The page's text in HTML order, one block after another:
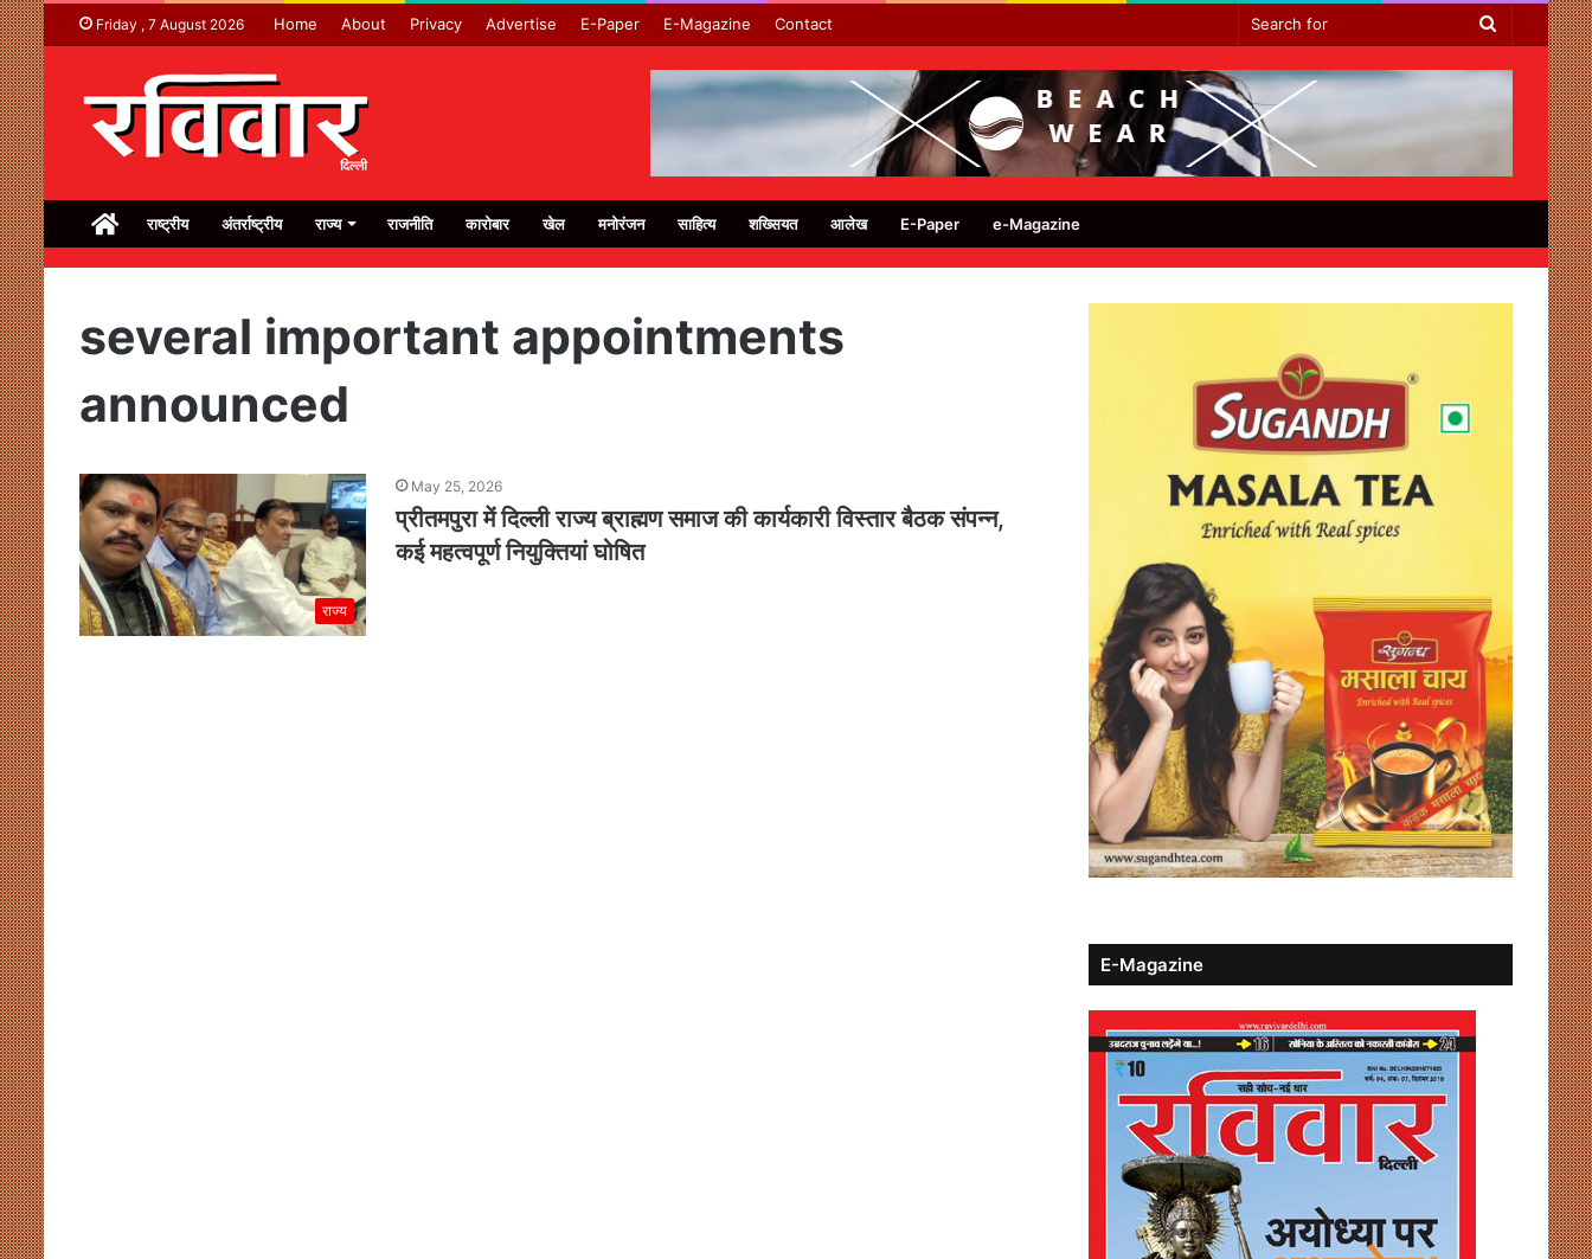
Friday , 7 August 2026 Home About Privacy Advertise E-Paper E-Magazine Contact
Search
for
Homeराष्ट्रीय अंतर्राष्ट्रीय राज्य राजनीति कारोबार खेल मनोरंजन साहित्य शख्सियत आलेख E-Paper e-Magazine
several important appointments
announced
राज्य
May 25, 2026
प्रीतमपुरा में दिल्ली राज्य ब्राह्मण समाज की कार्यकारी विस्तार बैठक संपन्न,
कई महत्वपूर्ण नियुक्तियां घोषित
E-Magazine